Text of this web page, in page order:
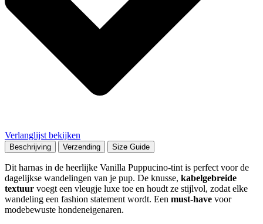
Verlanglijst bekijken
Beschrijving Verzending Size Guide
Dit harnas in de heerlijke Vanilla Puppucino-tint is perfect voor de
dagelijkse wandelingen van je pup. De knusse, kabelgebreide
textuur voegt een vleugje luxe toe en houdt ze stijlvol, zodat elke
wandeling een fashion statement wordt. Een must-have voor
modebewuste hondeneigenaren.